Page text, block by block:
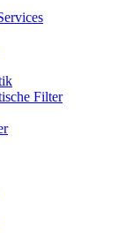
Filter